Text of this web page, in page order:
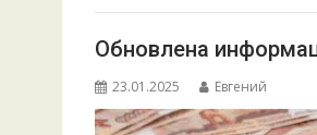
Обновлена
23.01.2025 Евгений